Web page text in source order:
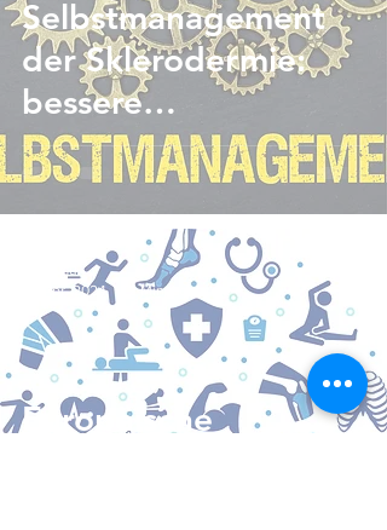
Selbstmanagement
der Sklerodermie:
bessere
Lebensqualität
Europäische
mbuslau
21. Apr. 2024
2 Min. Lesezeit